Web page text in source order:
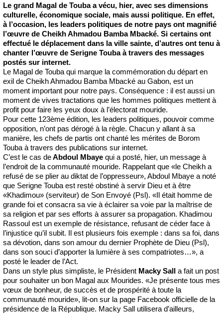
Le grand Magal de Touba a vécu, hier, avec ses dimensions
culturelle, économique sociale, mais aussi politique. En effet,
à l’occasion, les leaders politiques de notre pays ont magnifié
l’œuvre de Cheikh Ahmadou Bamba Mbacké. Si certains ont
effectué le déplacement dans la ville sainte, d’autres ont tenu à
chanter l’œuvre de Serigne Touba à travers des messages
postés sur internet.
Le Magal de Touba qui marque la commémoration du départ en
exil de Cheikh Ahmadou Bamba Mbacké au Gabon, est un
moment important pour notre pays. Conséquence : il est aussi un
moment de vives tractations que les hommes politiques mettent à
profit pour faire les yeux doux à l’électorat mouride.
Pour cette 123ème édition, les leaders politiques, pouvoir comme
opposition, n’ont pas dérogé à la règle. Chacun y allant à sa
manière, les chefs de partis ont chanté les mérites de Borom
Touba à travers des publications sur internet.
C’est le cas deAbdoul Mbaye qui a posté, hier, un message à
l’endroit de la communauté mouride. Rappelant que «le Cheikh a
refusé de se plier au diktat de l’oppresseur», Abdoul Mbaye a noté
que Serigne Touba est resté obstiné à servir Dieu et à être
«Khadimou» (serviteur) de Son Envoyé (Psl). «Il était homme de
grande foi et consacra sa vie à éclairer sa voie par la maîtrise de
sa religion et par ses efforts à assurer sa propagation. Khadimou
Rassoul est un exemple de résistance, refusant de céder face à
l’injustice qu’il subit. Il est plusieurs fois exemple : dans sa foi, dans
sa dévotion, dans son amour du dernier Prophète de Dieu (Psl),
dans son souci d’apporter la lumière à ses compatriotes…», a
posté le leader de l’Act.
Dans un style plus simpliste, le Président Macky Sall a fait un post
pour souhaiter un bon Magal aux Mourides. «Je présente tous mes
vœux de bonheur, de succès et de prospérité à toute la
communauté mouride», lit-on sur la page Facebook officielle de la
présidence de la République. Macky Sall utilisera d’ailleurs,